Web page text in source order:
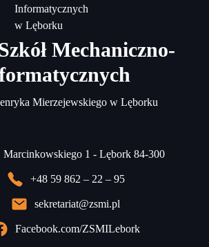
Mechaniczno-
Mierzejewskiego w Lęborku
Marcinkowskiego 1 - Lębork 84-300
+48 59 862 – 22 – 95
sekretariat@zsmi.pl
Facebook.com/ZSMILebork